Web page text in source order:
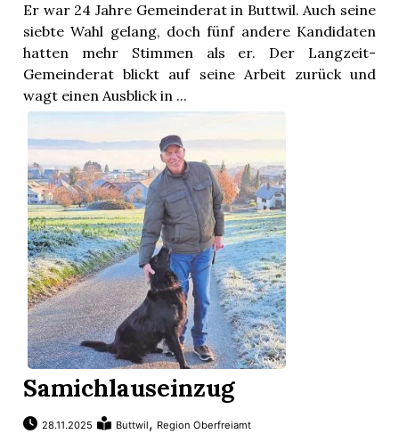
Er war 24 Jahre Gemeinderat in Buttwil. Auch seine
siebte Wahl gelang, doch fünf andere Kandidaten
hatten mehr Stimmen als er. Der Langzeit-
Gemeinderat blickt auf seine Arbeit zurück und
wagt einen Ausblick in ...
Samichlauseinzug
28.11.2025 Buttwil, Region Oberfreiamt